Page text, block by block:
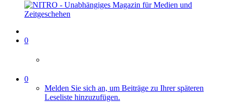
0
0
Melden Sie sich an, um Beiträge zu Ihrer späteren
Leseliste hinzuzufügen.